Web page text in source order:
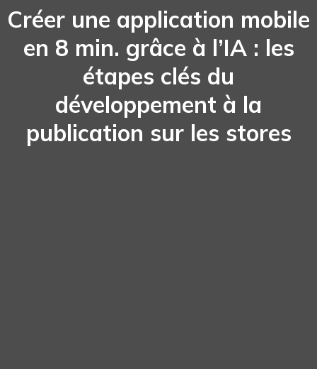
Créer une application mobile
en 8 min. grâce à l’IA : les
étapes clés du
développement à la
publication sur les stores